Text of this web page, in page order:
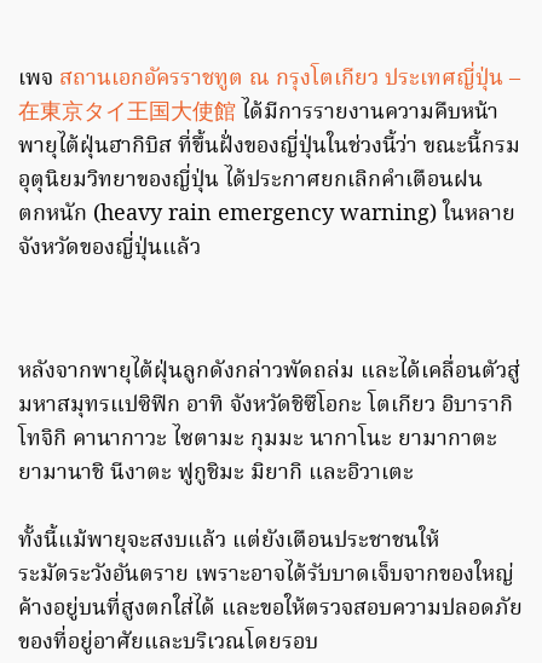
เพจ สถานเอกอัครราชทูต ณ กรุงโตเกียว ประเทศญี่ปุ่น –
在東京タイ王国大使館 ได้มีการรายงานความคืบหน้า
พายุไต้ฝุ่นฮากิบิส ที่ขึ้นฝั่งของญี่ปุ่นในช่วงนี้ว่า ขณะนี้กรม
อุตุนิยมวิทยาของญี่ปุ่น ได้ประกาศยกเลิกคำเตือนฝน
ตกหนัก (heavy rain emergency warning) ในหลาย
จังหวัดของญี่ปุ่นแล้ว
หลังจากพายุไต้ฝุ่นลูกดังกล่าวพัดถล่ม และได้เคลื่อนตัวสู่
มหาสมุทรแปซิฟิก อาทิ จังหวัดชิซึโอกะ โตเกียว อิบารากิ
โทจิกิ คานากาวะ ไซตามะ กุมมะ นากาโนะ ยามากาตะ
ยามานาชิ นีงาตะ ฟูกูชิมะ มิยากิ และอิวาเตะ
ทั้งนี้แม้พายุจะสงบแล้ว แต่ยังเตือนประชาชนให้
ระมัดระวังอันตราย เพราะอาจได้รับบาดเจ็บจากของใหญ่
ค้างอยู่บนที่สูงตกใส่ได้ และขอให้ตรวจสอบความปลอดภัย
ของที่อยู่อาศัยและบริเวณโดยรอบ